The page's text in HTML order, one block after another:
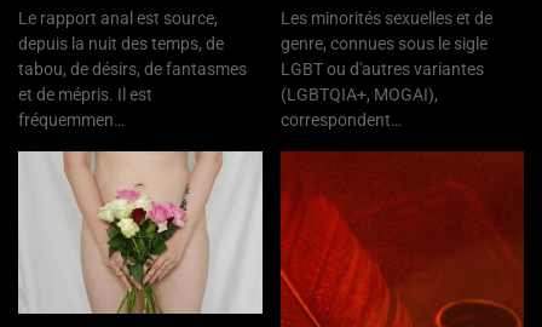
Le rapport anal est source,
depuis la nuit des temps, de
tabou, de désirs, de fantasmes
et de mépris. Il est
fréquemmen…
Les minorités sexuelles et de
genre, connues sous le sigle
LGBT ou d'autres variantes
(LGBTQIA+, MOGAI),
correspondent…